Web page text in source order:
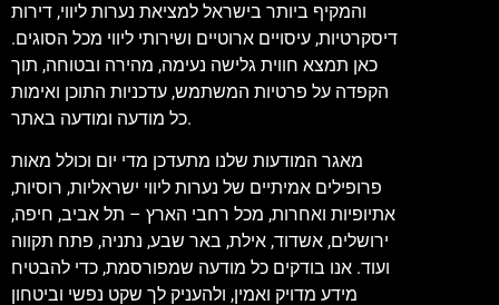
והמקיף ביותר בישראל למציאת נערות ליווי, דירות
דיסקרטיות, עיסויים ארוטיים ושירותי ליווי מכל הסוגים.
כאן תמצא חווית גלישה נעימה, מהירה ובטוחה, תוך
הקפדה על פרטיות המשתמש, עדכניות התוכן ואימות
כל מודעה ומודעה באתר.
מאגר המודעות שלנו מתעדכן מדי יום וכולל מאות
פרופילים אמיתיים של נערות ליווי ישראליות, רוסיות,
אתיופיות ואחרות, מכל רחבי הארץ – תל אביב, חיפה,
ירושלים, אשדוד, אילת, באר שבע, נתניה, פתח תקווה
ועוד. אנו בודקים כל מודעה שמפורסמת, כדי להבטיח
מידע מדויק ואמין, ולהעניק לך שקט נפשי וביטחון